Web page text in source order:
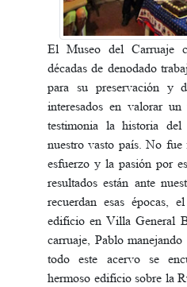
El Museo del Carruaje
décadas de denodado
para su preservación y
interesados en valorar
testimonia la historia
nuestro vasto país. No
esfuerzo y la pasión por
resultados están ante
recuerdan esas épocas,
edificio en Villa General
carruaje, Pablo
todo este acervo se
hermoso edificio sobre la